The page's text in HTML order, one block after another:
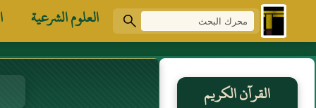
العلوم الشرعية
القرآن الكريم